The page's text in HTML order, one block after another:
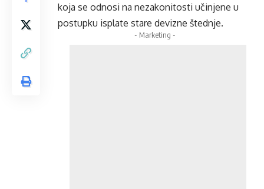
koja se odnosi na nezakonitosti učinjene u
postupku isplate stare devizne štednje.
- Marketing -